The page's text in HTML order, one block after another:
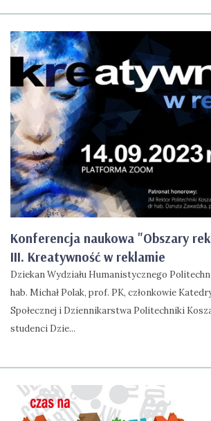
Konferencja naukowa "Obszary
III. Kreatywność w reklamie
Dziekan Wydziału Humanistycznego
hab. Michał Polak, prof. PK, członkowie
Społecznej i Dziennikarstwa Politechniki
studenci Dzie...